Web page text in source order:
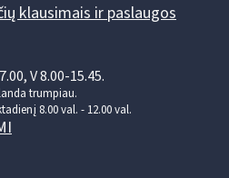
klausimais ir paslaugos
V 8.00-15.45.
trumpiau.
8.00 val. - 12.00 val.